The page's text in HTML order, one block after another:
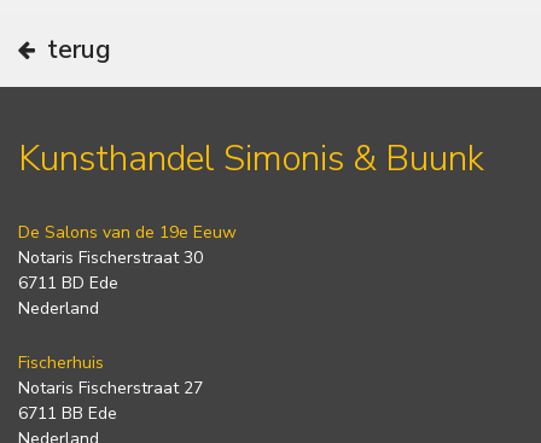
terug
Kunsthandel Simonis & Buunk
De Salons van de 19e Eeuw
Notaris Fischerstraat 30
6711 BD Ede
Nederland
Fischerhuis
Notaris Fischerstraat 27
6711 BB Ede